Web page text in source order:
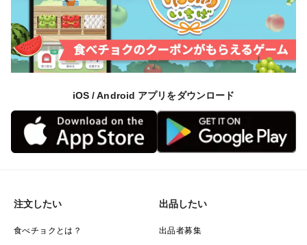
iOS / Android アプリをダウンロード
注文したい
食べチョクとは？
出品したい
出品者募集